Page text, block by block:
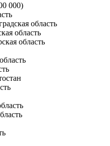
000)
область
область
область